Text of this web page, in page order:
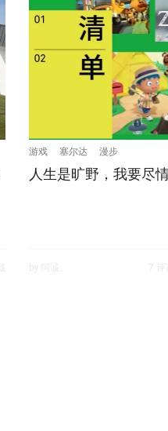
游戏 塞尔达 漫步
人生是旷野，我要尽